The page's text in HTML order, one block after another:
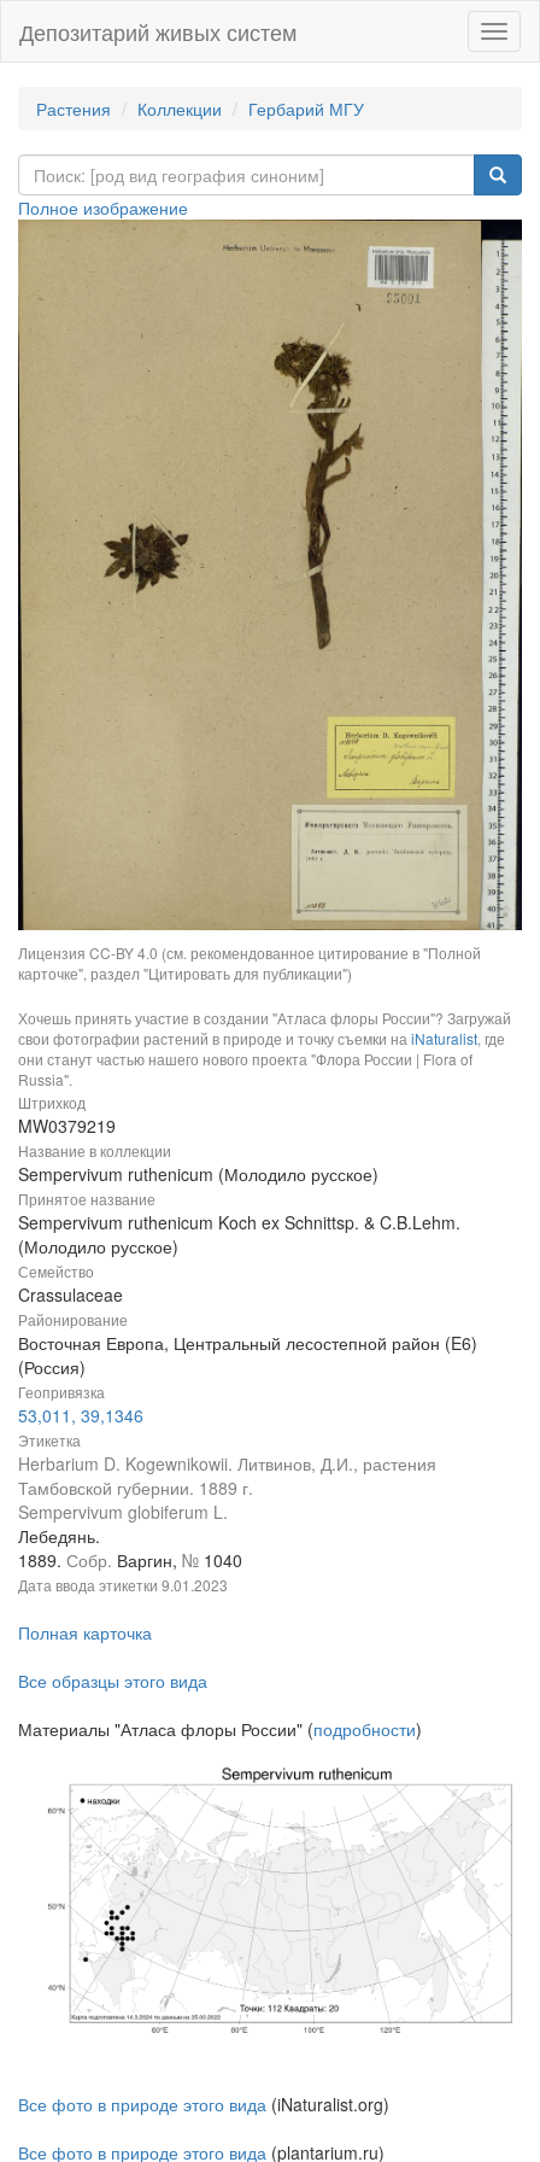
Депозитарий живых систем
Растения Коллекции Гербарий МГУ
Полное изображение
Лицензия CC-BY 4.0 (см. рекомендованное цитирование в "Полной
карточке", раздел "Цитировать для публикации")
Хочешь принять участие в создании "Атласа флоры России"? Загружай
свои фотографии растений в природе и точку съемки на iNaturalist, где
они станут частью нашего нового проекта "Флора России | Flora of
Russia".
Штрихкод
MW0379219
Название в коллекции
Sempervivum ruthenicum (Молодило русское)
Принятое название
Sempervivum ruthenicum Koch ex Schnittsp. & C.B.Lehm.
(Молодило русское)
Семейство
Crassulaceae
Районирование
Восточная Европа, Центральный лесостепной район (E6)
(Россия)
Геопривязка
53,011, 39,1346
Этикетка
Herbarium D. Kogewnikowii. Литвинов, Д.И., растения
Тамбовской губернии. 1889 г.
Sempervivum globiferum L.
Лебедянь.
1889. Собр. Варгин, № 1040
Дата ввода этикетки 9.01.2023
Полная карточка
Все образцы этого вида
Материалы "Атласа флоры России" (подробности)
Все фото в природе этого вида (iNaturalist.org)
Все фото в природе этого вида (plantarium.ru)